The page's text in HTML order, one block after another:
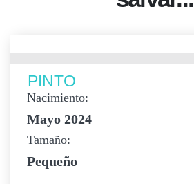
PINTO
Nacimiento:
Mayo 2024
Tamaño:
Pequeño